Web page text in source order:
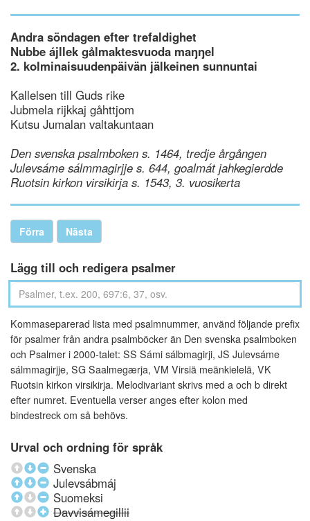
Andra söndagen efter trefaldighet
Nubbe ájllek gålmaktesvuoda maŋŋel
2. kolminaisuudenpäivän jälkeinen sunnuntai
Kallelsen till Guds rike
Jubmela rijkkaj gåhttjom
Kutsu Jumalan valtakuntaan
Den svenska psalmboken s. 1464, tredje årgången
Julevsáme sálmmagirjje s. 644, goalmát jahkegierdde
Ruotsin kirkon virsikirja s. 1543, 3. vuosikerta
Förra Nästa
Lägg till och redigera psalmer
Kommaseparerad lista med psalmnummer, använd följande prefix
för psalmer från andra psalmböcker än Den svenska psalmboken
och Psalmer i 2000-talet: SS Sámi sálbmagirji, JS Julevsáme
sálmmagirjje, SG Saalmegærja, VM Virsiä meänkielelä, VK
Ruotsin kirkon virsikirja. Melodivariant skrivs med a och b direkt
efter numret. Eventuella verser anges efter kolon med
bindestreck om så behövs.
Urval och ordning för språk
Svenska
Julevsábmáj
Suomeksi
Davvisámegillii